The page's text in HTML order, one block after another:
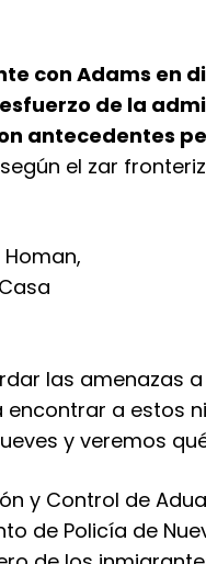
con Adams en
de la
antecedentes
el zar
las amenazas
a estos
y veremos
y Control de
de Policía de